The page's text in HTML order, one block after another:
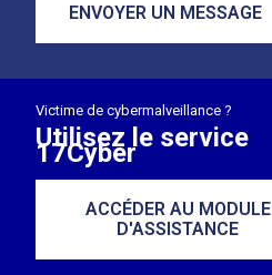
ENVOYER UN MESSAGE
Victime de cybermalveillance ?
Utilisez le service
17Cyber
ACCÉDER AU MODULE
D'ASSISTANCE